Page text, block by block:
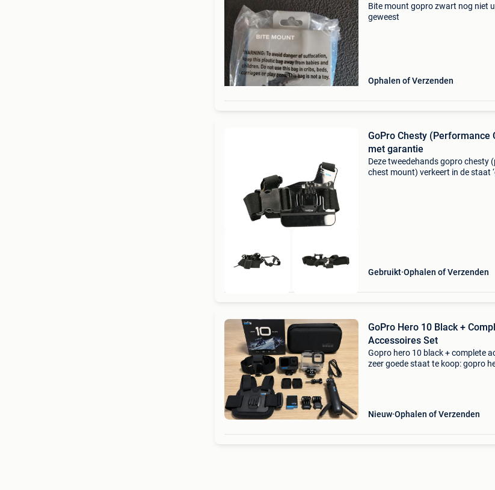
Bite mount gopro zwart nog niet
geweest
Ophalen of Verzenden
GoPro Chesty (Performance
met garantie
Deze tweedehands gopro chesty
chest mount) verkeert in de staat
Gebruikt Ophalen of Verzenden
GoPro Hero 10 Black +
Accessoires Set
Gopro hero 10 black + complete
zeer goede staat te koop: gopro
Nieuw Ophalen of Verzenden